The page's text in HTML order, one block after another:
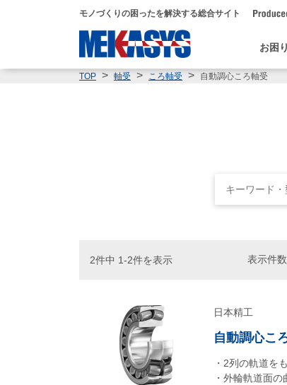
モノづくりの困ったを解決する総合サイト
お困
TOP 軸受 ころ軸受 自動調心ころ軸受
2件中 1-2件を表示 表示件数
日本精工
自動調心こ
・2列の軌道を
・外輪軌道面